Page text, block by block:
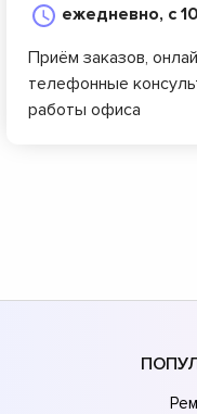
ежедневно, с
Приём заказов,
телефонные
работы офиса